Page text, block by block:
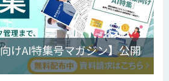
けAI特集号マガジン】公開